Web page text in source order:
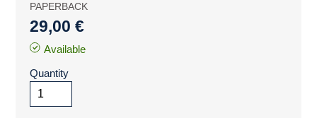
PAPERBACK
29,00 €
Available
Quantity